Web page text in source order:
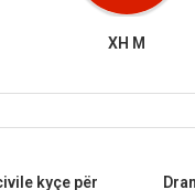
XH M
kyçe për